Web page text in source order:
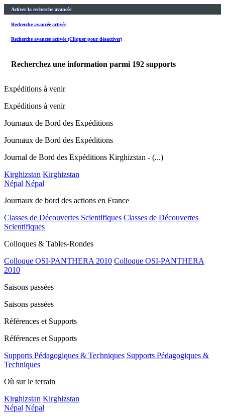
Activer la recherche avancée
Recherche avancée activée
Recherche avancée activée (Cliquer pour désactiver)
Recherchez une information parmi 192 supports
Expéditions à venir
Expéditions à venir
Journaux de Bord des Expéditions
Journaux de Bord des Expéditions
Journal de Bord des Expéditions Kirghizstan - (...)
Kirghizstan Kirghizstan
Népal Népal
Journaux de bord des actions en France
Classes de Découvertes Scientifiques Classes de Découvertes
Scientifiques
Colloques & Tables-Rondes
Colloque OSI-PANTHERA 2010 Colloque OSI-PANTHERA
2010
Saisons passées
Saisons passées
Références et Supports
Références et Supports
Supports Pédagogiques & Techniques Supports Pédagogiques &
Techniques
Où sur le terrain
Kirghizstan Kirghizstan
Népal Népal